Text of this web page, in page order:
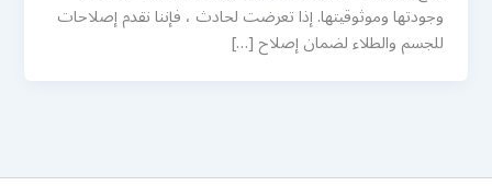
وجودتها وموثوقيتها. إذا تعرضت لحادث ، فإننا نقدم إصلاحات
للجسم والطلاء لضمان إصلاح […]